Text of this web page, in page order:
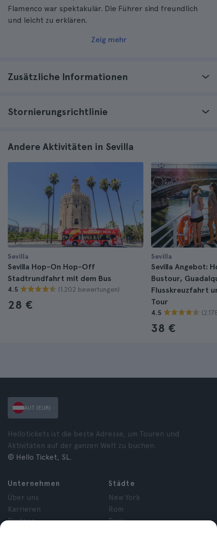
Flamenco war spektakulär. Die Führer sind freundlich
und leicht zu erklären.
Zeig mehr
Zusätzliche Informationen
Stornierungsrichtlinie
Andere Aktivitäten in Sevilla
Sevilla
Sevilla Hop-On Hop-Off
Stadtrundfahrt mit dem Bus
4.5 (1.202 bewertungen)
28 €
Sevilla
Sevilla Angebot:
Bustour,
Flusskreuzfahrt
Tour
4.5
38 €
AUT (EUR)
Hellotickets ist die beste Adresse, um Touren und
Aktivitäten auf der ganzen Welt zu buchen.
© Hello Ticket, SL.
Unternehmen
Über uns
Karrieren
Partner
Städte
New York
Rom
Paris